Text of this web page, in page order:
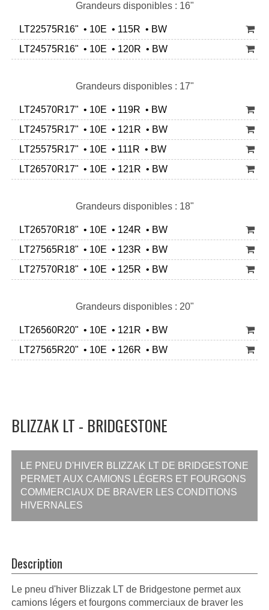
Grandeurs disponibles : 16"
LT22575R16" • 10E • 115R • BW
LT24575R16" • 10E • 120R • BW
Grandeurs disponibles : 17"
LT24570R17" • 10E • 119R • BW
LT24575R17" • 10E • 121R • BW
LT25575R17" • 10E • 111R • BW
LT26570R17" • 10E • 121R • BW
Grandeurs disponibles : 18"
LT26570R18" • 10E • 124R • BW
LT27565R18" • 10E • 123R • BW
LT27570R18" • 10E • 125R • BW
Grandeurs disponibles : 20"
LT26560R20" • 10E • 121R • BW
LT27565R20" • 10E • 126R • BW
BLIZZAK LT - BRIDGESTONE
LE PNEU D'HIVER BLIZZAK LT DE BRIDGESTONE
PERMET AUX CAMIONS LÉGERS ET FOURGONS
COMMERCIAUX DE BRAVER LES CONDITIONS
HIVERNALES
Description
Le pneu d'hiver Blizzak LT de Bridgestone permet aux
camions légers et fourgons commerciaux de braver les